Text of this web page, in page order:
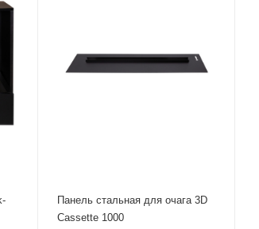
Панель стальная для очага 3D
Cassette 1000